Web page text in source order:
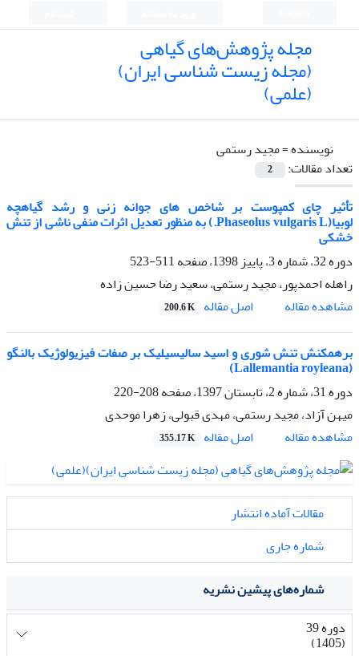
مجله پژوهش‌های گیاهی
(مجله زیست شناسی ایران)
(علمی)
نویسنده =مجید رستمی
تعداد مقالات:
2
تأثیر چای کمپوست بر شاخص های جوانه زنی و رشد گیاهچه
لوبیا(Phaseolus vulgaris L.) به منظور تعدیل اثرات منفی ناشی از تنش
خشکی
دوره 32، شماره 3، پاییز 1398، صفحه
511-523
راهله احمدپور، مجید رستمی، سعید رضا حسین زاده
مشاهده مقاله
اصل مقاله 200.6 K
برهمکنش تنش شوری و اسید سالیسیلیک بر صفات فیزیولوژیک بالنگو
(Lallemantia royleana)
دوره 31، شماره 2، تابستان 1397، صفحه
208-220
میهن آزاد، مجید رستمی، مهدی قبولی، زهرا موحدی
مشاهده مقاله
اصل مقاله 355.17 K
مقالات آماده انتشار
شماره جاری
شماره‌های پیشین نشریه
دوره 39
(1405)